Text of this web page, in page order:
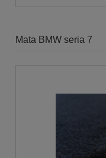
Mata BMW seria 7